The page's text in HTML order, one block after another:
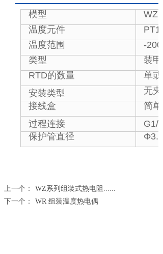
模型
温度元件
温度范围
-
类型
装甲
RTD的数量
单或
安装类型
无
接线盒
简
过程连接
G1/
保护管直径
上一个：
WZ系列组装式热电阻......
下一个：
WR 组装温度热电偶